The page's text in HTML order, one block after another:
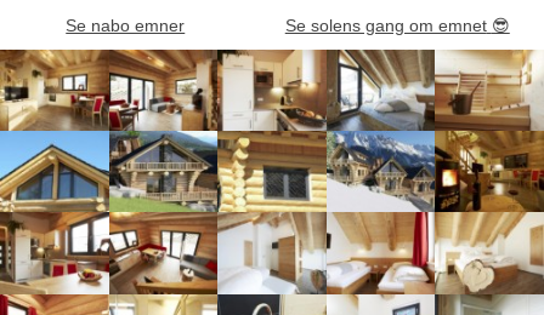
Se nabo emner Se solens gang om emnet 😎